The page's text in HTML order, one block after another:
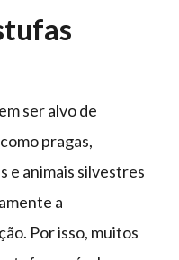
ser alvo de
pragas,
e animais silvestres
a
Por isso, muitos